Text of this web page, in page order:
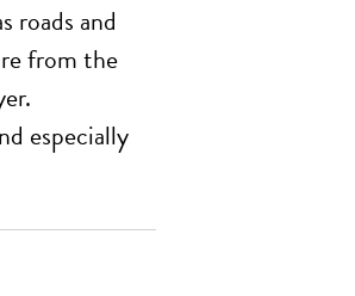
roads and
from the
especially